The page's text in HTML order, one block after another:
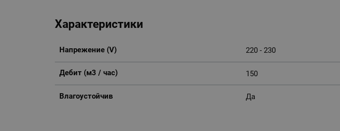
Характеристики
Напрежение (V) 220 - 230
Дебит (м3 / час) 150
Влагоустойчив Да